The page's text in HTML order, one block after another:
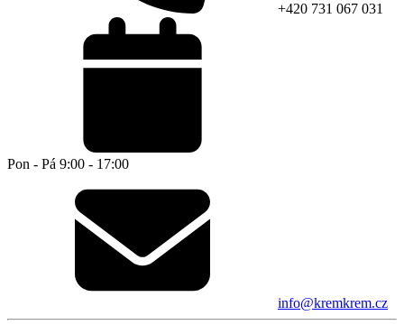
+420 731 067 031
Pon - Pá 9:00 - 17:00
info@kremkrem.cz